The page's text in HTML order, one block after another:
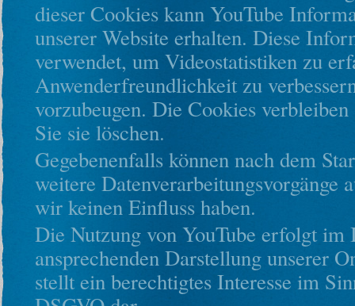
dieser Cookies kann YouTube
unserer Website erhalten. Diese
verwendet, um Videostatistiken zu
Anwenderfreundlichkeit zu
vorzubeugen. Die Cookies
Sie sie löschen.
Gegebenenfalls können nach dem
weitere Datenverarbeitungsvorgänge
wir keinen Einfluss haben.
Die Nutzung von YouTube erfolgt im
ansprechenden Darstellung unserer
stellt ein berechtigtes Interesse im